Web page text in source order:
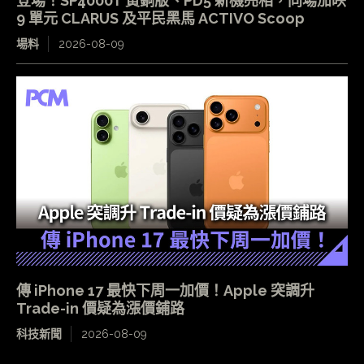
9 單元 CLARUS 及平民黑馬 ACTIVO Scoop
場料 2026-08-09
傳 iPhone 17 最快下周一加價！Apple 突調升
Trade-in 價疑為漲價鋪路
科技新聞 2026-08-09